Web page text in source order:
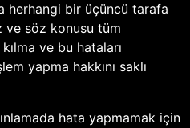
herhangi bir üçüncü tarafa
ve söz konusu tüm
ve bu hataları
yapma hakkını saklı
hata yapmamak için